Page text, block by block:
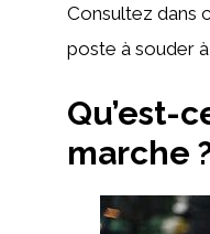
Consultez dans
poste à souder à
Qu’est-
marche